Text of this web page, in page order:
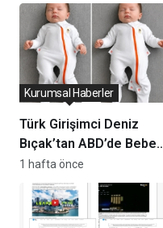
Sahiplerini Buldu
Türk Girişimci Deniz
Bıçak’tan ABD’de Bebek
Güvenli Uykusuna
Yenilikçi Dokunuş
Kurumsal Haberler
1 hafta önce